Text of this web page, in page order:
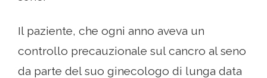
Il paziente, che ogni anno aveva un
controllo precauzionale sul cancro al seno
da parte del suo ginecologo di lunga data